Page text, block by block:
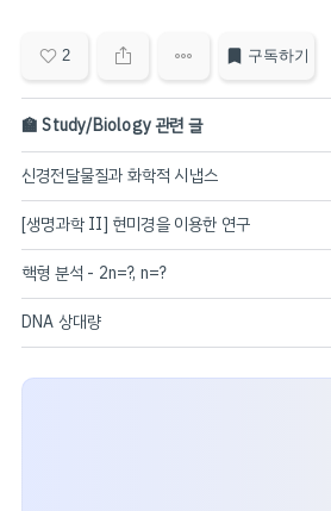
2 구독하기
🏫 Study/Biology 관련 글
신경전달물질과 화학적 시냅스
[생명과학 II] 현미경을 이용한 연구
핵형 분석 - 2n=?, n=?
DNA 상대량